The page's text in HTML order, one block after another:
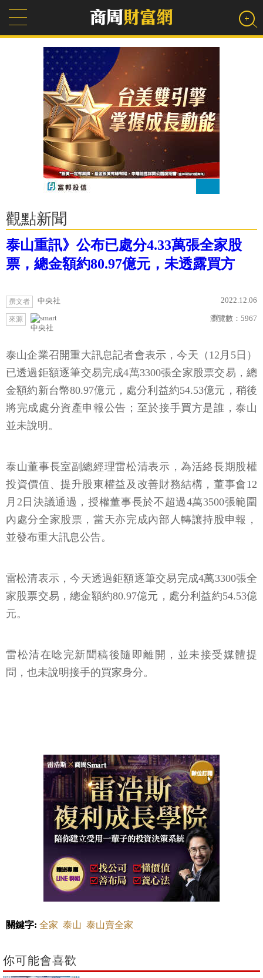
觀點新聞
泰山重訊》公布已處分4.33萬張全家股
票，總金額約80.97億元，未透露買方
撰文者 中央社 2022.12.06
來源
中央社
瀏覽數： 5967
泰山企業召開重大訊息記者會表示，今天（12月5日）
已透過鉅額逐筆交易完成4萬3300張全家股票交易，總
金額約新台幣80.97億元，處分利益約54.53億元，稍後
將完成處分資產申報公告；至於接手買方是誰，泰山
並未說明。
泰山董事長室副總經理雷松清表示，為活絡長期股權
投資價值、提升股東權益及改善財務結構，董事會12
月2日決議通過，授權董事長於不超過4萬3500張範圍
內處分全家股票，當天亦完成內部人轉讓持股申報，
並發布重大訊息公告。
雷松清表示，今天透過鉅額逐筆交易完成4萬3300張全
家股票交易，總金額約80.97億元，處分利益約54.53億
元。
雷松清在唸完新聞稿後隨即離開，並未接受媒體提
問，也未說明接手的買家身分。
關鍵字: 全家 泰山 泰山賣全家
你可能會喜歡